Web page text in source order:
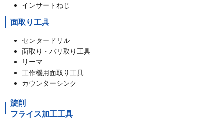
インサートねじ
面取り工具
センタードリル
面取り・バリ取り工具
リーマ
工作機用面取り工具
カウンターシンク
旋削
フライス加工工具